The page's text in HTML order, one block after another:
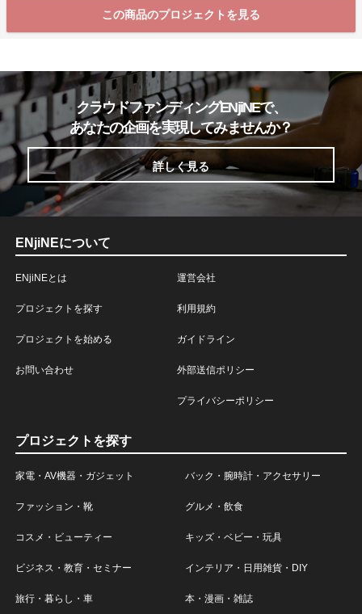
この商品のプロジェクトを見る
クラウドファンディングENjiNEで、
あなたの企画を実現してみませんか？
詳しく見る
ENjiNEについて
ENjiNEとは
プロジェクトを探す
プロジェクトを始める
お問い合わせ
運営会社
利用規約
ガイドライン
外部送信ポリシー
プライバシーポリシー
プロジェクトを探す
家電・AV機器・ガジェット バック・腕時計・アクセサリー
ファッション・靴 グルメ・飲食
コスメ・ビューティー キッズ・ベビー・玩具
ビジネス・教育・セミナー インテリア・日用雑貨・DIY
旅行・暮らし・車 本・漫画・雑誌